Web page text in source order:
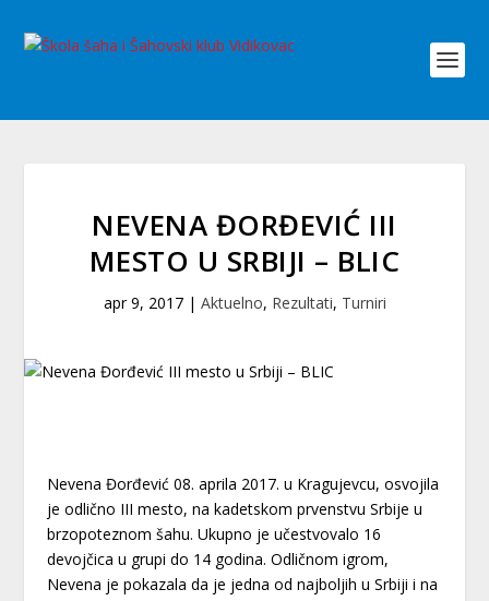
NEVENA ĐORĐEVIĆ III
MESTO U SRBIJI – BLIC
apr 9, 2017| Aktuelno, Rezultati, Turniri
Nevena Đorđević 08. aprila 2017. u Kragujevcu, osvojila
je odlično III mesto, na kadetskom prvenstvu Srbije u
brzopoteznom šahu. Ukupno je učestvovalo 16
devojčica u grupi do 14 godina. Odličnom igrom,
Nevena je pokazala da je jedna od najboljih u Srbiji i na